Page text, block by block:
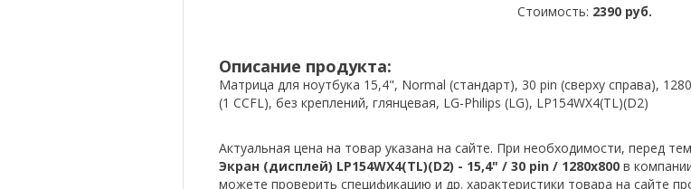
Стоимость: 2390 руб.
Описание продукта:
Матрица для ноутбука 15,4", Normal (стандарт), 30 pin (сверху справа),
(1 CCFL), без креплений, глянцевая, LG-Philips (LG), LP154WX4(TL)(D2)
Актуальная цена на товар указана на сайте. При необходимости, перед
Экран (дисплей) LP154WX4(TL)(D2) - 15,4" / 30 pin / 1280x800 в
можете проверить спецификацию и др. характеристики товара на сайте